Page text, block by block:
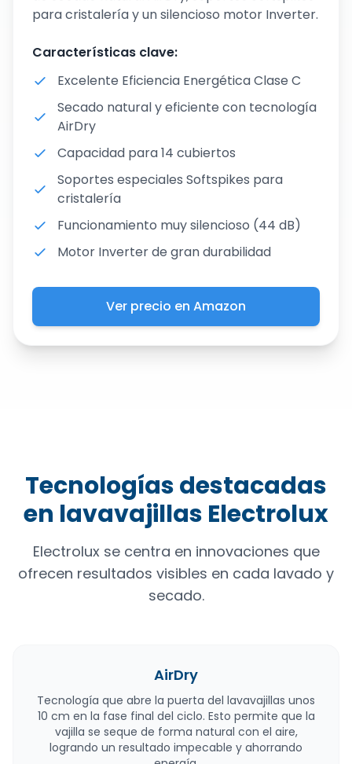
para cristalería y un silencioso motor Inverter.
Características clave:
Excelente Eficiencia Energética Clase C
Secado natural y eficiente con tecnología
AirDry
Capacidad para 14 cubiertos
Soportes especiales Softspikes para
cristalería
Funcionamiento muy silencioso (44 dB)
Motor Inverter de gran durabilidad
Ver precio en Amazon
Tecnologías destacadas
en lavavajillas Electrolux
Electrolux se centra en innovaciones que
ofrecen resultados visibles en cada lavado y
secado.
AirDry
Tecnología que abre la puerta del lavavajillas unos
10 cm en la fase final del ciclo. Esto permite que la
vajilla se seque de forma natural con el aire,
logrando un resultado impecable y ahorrando